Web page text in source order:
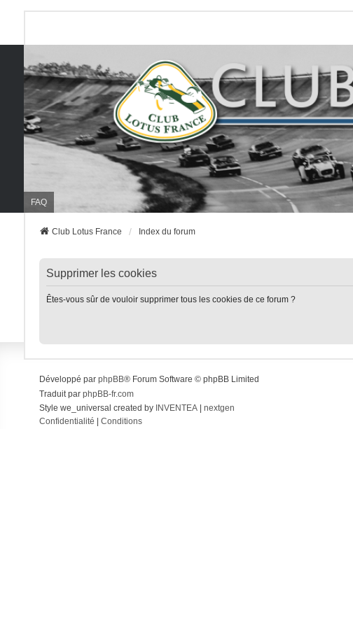
FAQ
Club Lotus France Index du forum
Supprimer les cookies
Êtes-vous sûr de vouloir supprimer tous les cookies de ce forum ?
Développé par phpBB® Forum Software © phpBB Limited
Traduit par phpBB-fr.com
Style we_universal created by INVENTEA| nextgen
Confidentialité
Conditions